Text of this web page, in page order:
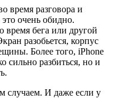
время разговора и
очень обидно.
время бега или другой
разобьется, корпус
Более того, iPhone
сильно разбиться, но и
случаем. И даже если у